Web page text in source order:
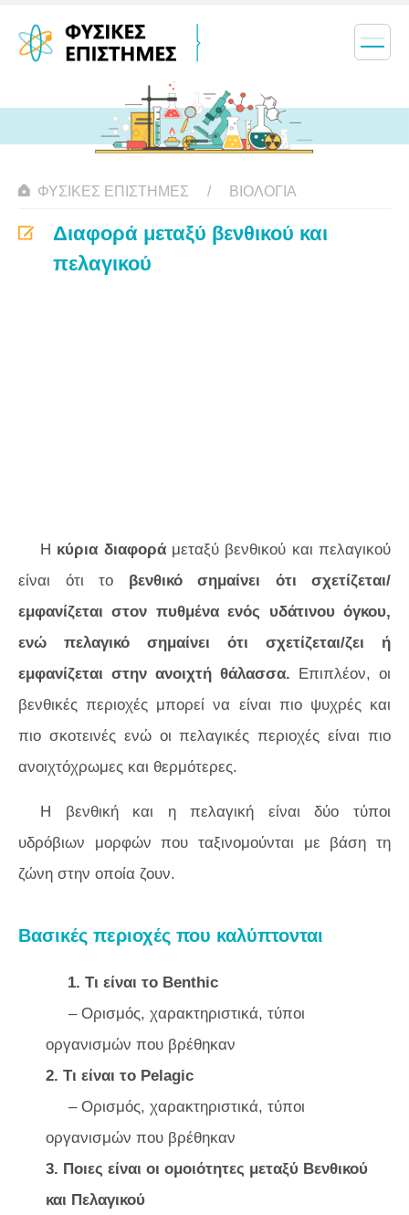
ΦΥΣΙΚΈΣ ΕΠΙΣΤΉΜΕΣ ΒΙΟΛΟΓΊΑ
Διαφορά μεταξύ βενθικού και
πελαγικού
Η κύρια διαφοράμεταξύ βενθικού και πελαγικού
είναι ότι το βενθικό σημαίνει ότι σχετίζεται/
εμφανίζεται στον πυθμένα ενός υδάτινου όγκου,
ενώ πελαγικό σημαίνει ότι σχετίζεται/ζει ή
εμφανίζεται στην ανοιχτή θάλασσα. Επιπλέον, οι
βενθικές περιοχές μπορεί να είναι πιο ψυχρές και
πιο σκοτεινές ενώ οι πελαγικές περιοχές είναι πιο
ανοιχτόχρωμες και θερμότερες.
Η βενθική και η πελαγική είναι δύο τύποι
υδρόβιων μορφών που ταξινομούνται με βάση τη
ζώνη στην οποία ζουν.
Βασικές περιοχές που καλύπτονται
1. Τι είναι το Benthic
– Ορισμός, χαρακτηριστικά, τύποι
οργανισμών που βρέθηκαν
2. Τι είναι το Pelagic
– Ορισμός, χαρακτηριστικά, τύποι
οργανισμών που βρέθηκαν
3. Ποιες είναι οι ομοιότητες μεταξύ Βενθικού
και Πελαγικού